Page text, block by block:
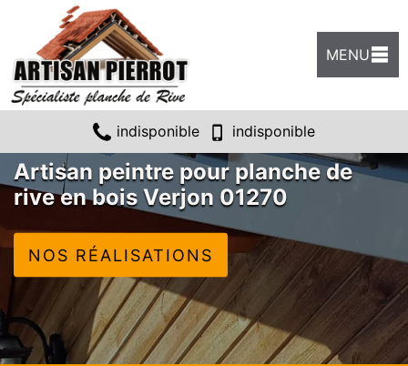
MENU
indisponible indisponible
Artisan peintre pour planche de
rive en bois Verjon 01270
NOS RÉALISATIONS